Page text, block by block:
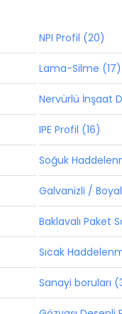
NPI Profil (20)
Lama-Silme (17)
Nervürlü İnşaat
IPE Profil (16)
Soğuk
Galvanizli /
Baklavalı Paket
Sıcak
Sanayi boruları